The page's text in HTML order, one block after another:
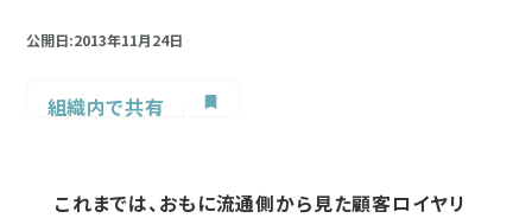
公開日:2013年11月24日
組織内で共有
これまでは、おもに流通側から見た顧客ロイヤリ